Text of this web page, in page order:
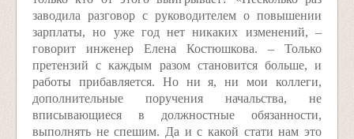
заводила разговор с руководителем о повышении
зарплаты, но уже год нет никаких изменений, –
говорит инженер Елена Костюшкова. – Только
претензий с каждым разом становится больше, и
работы прибавляется. Но ни я, ни мои коллеги,
дополнительные поручения начальства, не
вписывающиеся в должностные обязанности,
выполнять не спешим. Да и с какой стати нам это